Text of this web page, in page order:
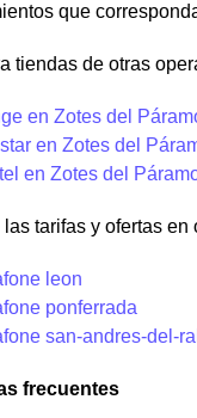
que
tiendas de otras
en Zotes del
en Zotes del
en Zotes del
tarifas y ofertas en
leon
ponferrada
san-andres-del-
frecuentes